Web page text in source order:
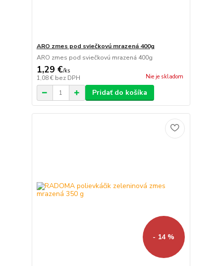
ARO zmes pod sviečkovú mrazená 400g
ARO zmes pod sviečkovú mrazená 400g
1,29 €/ks
1,08 € bez DPH Nie je skladom
Pridať do košíka
- 14 %